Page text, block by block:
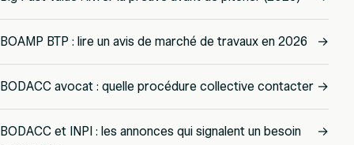
BOAMP BTP : lire un avis de marché de travaux en 2026 →
BODACC avocat : quelle procédure collective contacter →
BODACC et INPI : les annonces qui signalent un besoin
→